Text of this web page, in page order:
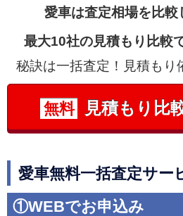
愛車は査定相場を比較
最大10社の見積もり比較
秘訣は一括査定！見積もり
無料 見積もり比
愛車無料一括査定サー
①WEBでお申込み